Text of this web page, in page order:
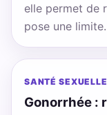
elle permet de
pose une limite.
SANTÉ SEXUELLE
Gonorrhée :